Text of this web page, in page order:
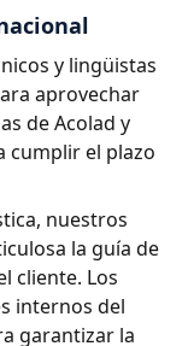
y lingüistas
aprovechar
de Acolad y
cumplir el plazo
nuestros
la guía de
cliente. Los
internos del
garantizar la